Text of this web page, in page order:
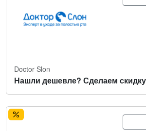
Doctor Slon
Нашли дешевле? Сделаем скидку